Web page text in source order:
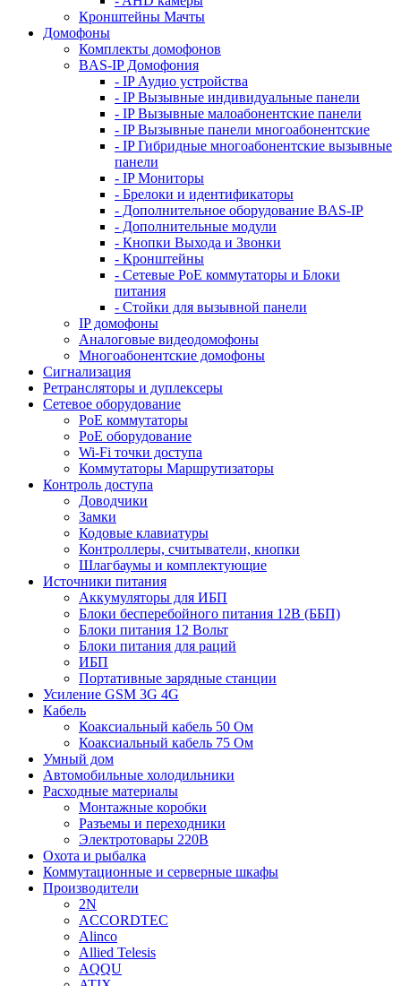
Кронштейны Мачты
Домофоны
Комплекты домофонов
BAS-IP Домофония
- IP Аудио устройства
- IP Вызывные индивидуальные панели
- IP Вызывные малоабонентские панели
- IP Вызывные панели многоабонентские
- IP Гибридные многоабонентские вызывные
панели
- IP Мониторы
- Брелоки и идентификаторы
- Дополнительное оборудование BAS-IP
- Дополнительные модули
- Кнопки Выхода и Звонки
- Кронштейны
- Сетевые PoE коммутаторы и Блоки
питания
- Стойки для вызывной панели
IP домофоны
Аналоговые видеодомофоны
Многоабонентские домофоны
Сигнализация
Ретрансляторы и дуплексеры
Сетевое оборудование
PoE коммутаторы
PoE оборудование
Wi-Fi точки доступа
Коммутаторы Маршрутизаторы
Контроль доступа
Доводчики
Замки
Кодовые клавиатуры
Контроллеры, считыватели, кнопки
Шлагбаумы и комплектующие
Источники питания
Аккумуляторы для ИБП
Блоки бесперебойного питания 12В (ББП)
Блоки питания 12 Вольт
Блоки питания для раций
ИБП
Портативные зарядные станции
Усиление GSM 3G 4G
Кабель
Коаксиальный кабель 50 Ом
Коаксиальный кабель 75 Ом
Умный дом
Автомобильные холодильники
Расходные материалы
Монтажные коробки
Разъемы и переходники
Электротовары 220В
Охота и рыбалка
Коммутационные и серверные шкафы
Производители
2N
ACCORDTEC
Alinco
Allied Telesis
AQQU